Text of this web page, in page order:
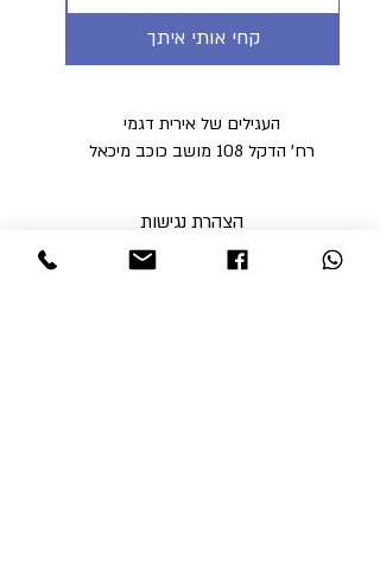
קחי אותי איתך
העגילים של אירית דגמי
רח' הדקל 108 מושב כוכב מיכאל
הצהרת נגישות
מדיניות פרטיות